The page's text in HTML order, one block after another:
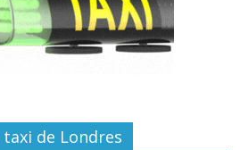
de Londres